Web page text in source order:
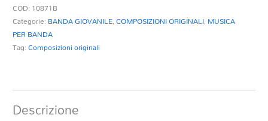
COD: 10871B
Categorie: BANDA GIOVANILE,COMPOSIZIONI ORIGINALI, MUSICA
PER BANDA
Tag:Composizioni originali
Descrizione